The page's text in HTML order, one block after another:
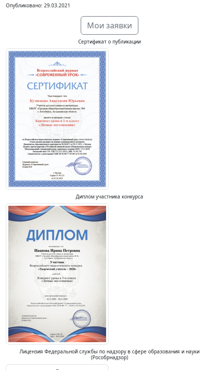
Опубликовано: 29.03.2021
Мои заявки
Сертификат о публикации
Диплом участника конкурса
Лицензия Федеральной службы по надзору в сфере образования и науки
(Рособрнадзор)